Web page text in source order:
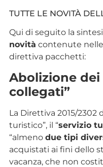
TUTTE LE NOVITÀ
Qui di seguito la
novità contenute
direttiva pacchetti:
Abolizione
collegati”
La Direttiva 2015/2302
turistico”, il “servizio
“almeno due tipi
acquistati ai fini dello
vacanza, che non